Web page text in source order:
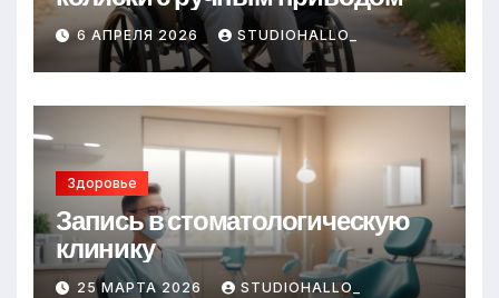
6 АПРЕЛЯ 2026 STUDIOHALLO_
Здоровье
Запись в стоматологическую
клинику
25 МАРТА 2026 STUDIOHALLO_